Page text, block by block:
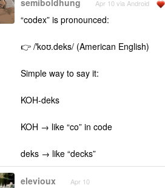
semiboldhung Apr 10 via Android
“codex” is pronounced:
👉 /ˈkoʊ.deks/ (American English)
Simple way to say it:
KOH-deks
KOH → like “co” in code
deks → like “decks”
elevioux Apr 10